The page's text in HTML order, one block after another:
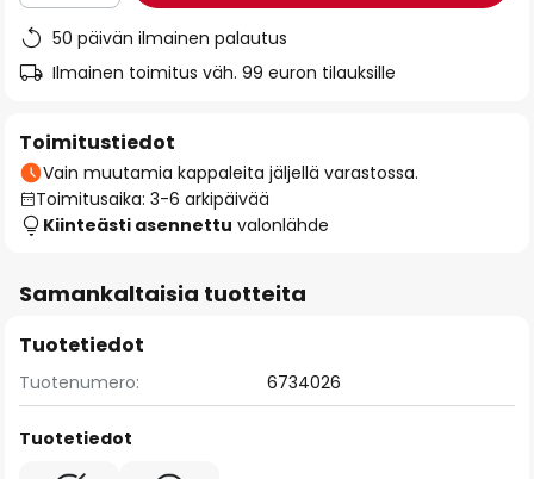
50 päivän ilmainen palautus
Ilmainen toimitus väh. 99 euron tilauksille
Toimitustiedot
Vain muutamia kappaleita jäljellä varastossa.
Toimitusaika: 3-6 arkipäivää
Kiinteästi asennettu valonlähde
Samankaltaisia tuotteita
Tuotetiedot
Tuotenumero: 6734026
Tuotetiedot